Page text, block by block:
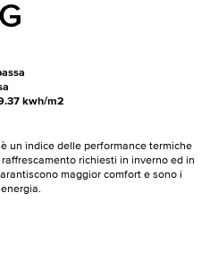
G
kwh/m2
un indice delle performance termiche
richiesti in inverno ed in
maggior comfort e sono i